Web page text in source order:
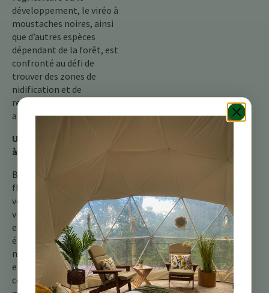
développement, le viréo à
moustaches noires, ainsi
que d’autres espèces
dépendant de la forêt, est
confronté au défi de
trouver des zones de
nidification et de
recherche de nourriture
appropriées.
Un Spectacle (et un Son)
à Contempler
Bien qu’il ne soit pas aussi
flashy que certains de ses
voisins costariciens, le
viréo à moustaches noires
est un ajout précieux aux
écosystèmes de
montagne. Son chant doux
et son rôle d’insectivore
contribuent à la santé